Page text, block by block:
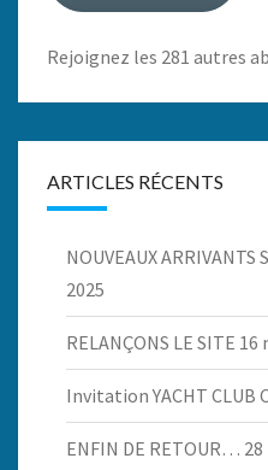
Rejoignez les 281 autres
ARTICLES RÉCENTS
NOUVEAUX ARRIVANTS
2025
RELANÇONS LE SITE 16
Invitation YACHT CLUB
ENFIN DE RETOUR…